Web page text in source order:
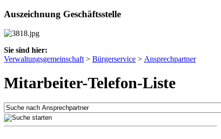
Auszeichnung Geschäftsstelle
Sie sind hier:
Verwaltungsgemeinschaft > Bürgerservice > Ansprechpartner
Mitarbeiter-Telefon-Liste